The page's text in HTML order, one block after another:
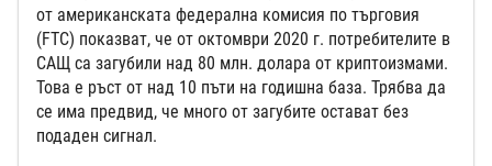
от американската федерална комисия по търговия
(FTC) показват, че от октомври 2020 г. потребителите в
САЩ са загубили над 80 млн. долара от криптоизмами.
Това е ръст от над 10 пъти на годишна база. Трябва да
се има предвид, че много от загубите остават без
подаден сигнал.